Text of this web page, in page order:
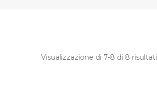
Visualizzazione di 7-8 di 8 risultati